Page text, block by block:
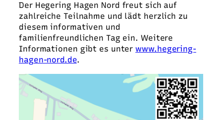
Der Hegering Hagen Nord freut sich auf
zahlreiche Teilnahme und lädt herzlich zu
diesem informativen und
familienfreundlichen Tag ein. Weitere
Informationen gibt es unterwww.hegering-
hagen-nord.de.